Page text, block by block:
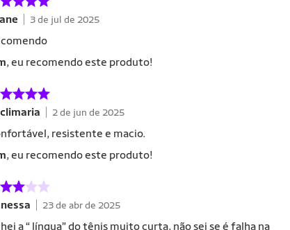
3 de jul de 2025
, eu recomendo este produto!
2 de jun de 2025
resistente e macio.
, eu recomendo este produto!
23 de abr de 2025
a “ língua” do tênis muito curta, não sei se é falha na